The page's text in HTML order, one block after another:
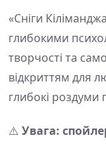
«Сніги
глибокими
творчості та
відкриттям для
глибокі роздуми
⚠️ Увага: